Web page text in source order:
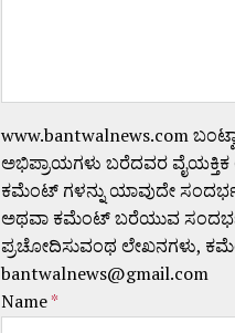
www.bantwalnews.com
ಅಭಿಪ್ರಾಯಗಳು ಬರೆದವರ ವೈಯಕ್ತಿಕ
ಕಮೆಂಟ್ ಗಳನ್ನು ಯಾವುದೇ
ಅಥವಾ ಕಮೆಂಟ್ ಬರೆಯುವ ಸಂದರ್ಭ,
ಪ್ರಚೋದಿಸುವಂಥ ಲೇಖನಗಳು,
bantwalnews@gmail.com
Name*